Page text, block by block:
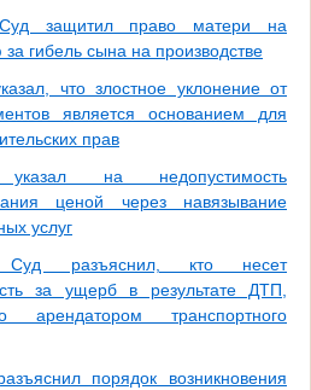
защитил право матери на
гибель сына на производстве
что злостное уклонение от
является основанием для
прав
на недопустимость
ценой через навязывание
услуг
Суд разъяснил, кто несет
за ущерб в результате ДТП,
арендатором транспортного
порядок возникновения